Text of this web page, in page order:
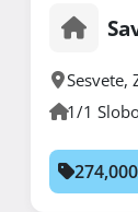
Sesvete,
1/1